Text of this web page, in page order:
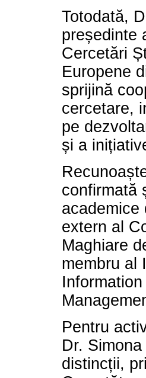
Totodată,
președinte
Cercetări
Europene
sprijină
cercetare,
pe
și a
confirmată
academice
extern al
Maghiare
membru al
Pentru
Dr.
distincții,